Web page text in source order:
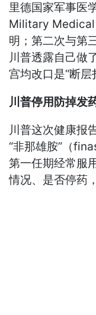
里德国家军事医
Military Medical
明；第二次与第
川普透露自己做
宫均改口是“断层
川普停用防掉发
川普这次健康报
“非那雄胺”（
第一任期经常服
情况、是否停药